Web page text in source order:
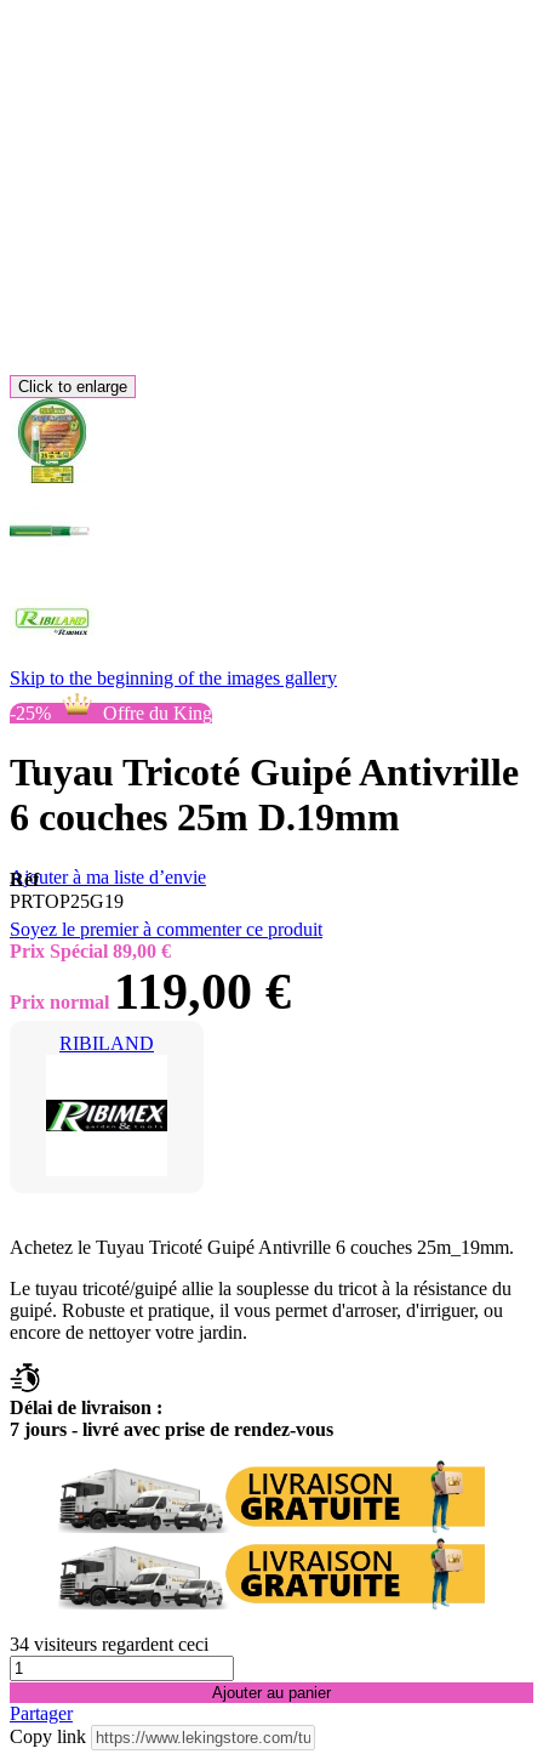
Click to enlarge
Skip to the beginning of the images gallery
-25%
Offre du King
Tuyau Tricoté Guipé Antivrille
6 couches 25m D.19mm
Ajouter à ma liste d’envie
Réf
PRTOP25G19
Soyez le premier à commenter ce produit
Prix Spécial 89,00 €
Prix normal 119,00 €
RIBILAND
Achetez le Tuyau Tricoté Guipé Antivrille 6 couches 25m_19mm.
Le tuyau tricoté/guipé allie la souplesse du tricot à la résistance du
guipé. Robuste et pratique, il vous permet d'arroser, d'irriguer, ou
encore de nettoyer votre jardin.
Délai de livraison :
7 jours - livré avec prise de rendez-vous
34 visiteurs regardent ceci
Ajouter au panier
Partager
Copy link